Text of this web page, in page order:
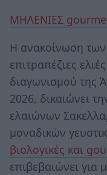
ΜΗΛΕΝΙΕΣ
Η ανακοίνωση
επιτραπέζιες
διαγωνισμού της
2026, δικαιώνει
ελαιώνων
μοναδικών
βιολογικές και
επιβεβαιώνει